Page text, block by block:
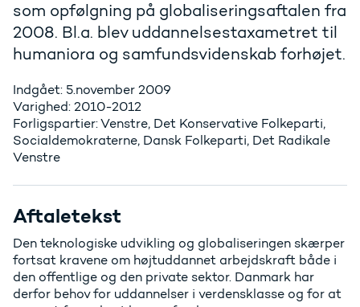
som opfølgning på globaliseringsaftalen fra
2008. Bl.a. blev uddannelsestaxametret til
humaniora og samfundsvidenskab forhøjet.
Indgået: 5.november 2009
Varighed: 2010-2012
Forligspartier: Venstre, Det Konservative Folkeparti,
Socialdemokraterne, Dansk Folkeparti, Det Radikale
Venstre
Aftaletekst
Den teknologiske udvikling og globaliseringen skærper
fortsat kravene om højtuddannet arbejdskraft både i
den offentlige og den private sektor. Danmark har
derfor behov for uddannelser i verdensklasse og for at